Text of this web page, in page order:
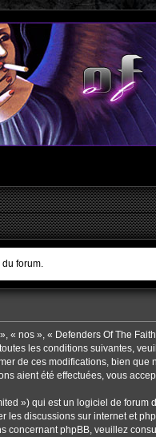
forum.
nos », « Defenders Of The
les conditions suivantes,
de ces modifications, bien
aient été effectuées, vous
») qui est un logiciel de forum
les discussions sur internet et
concernant phpBB, veuillez